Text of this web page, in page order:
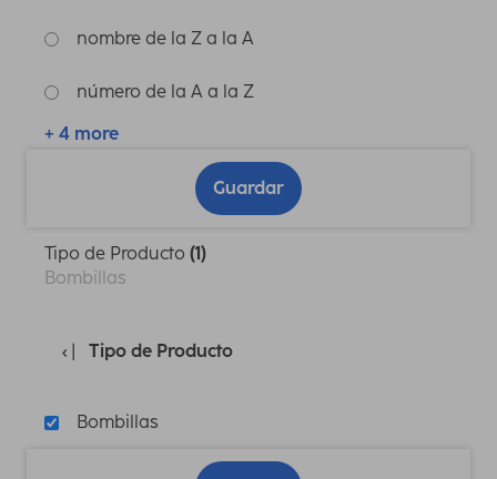
nombre de la Z a la A
número de la A a la Z
+ 4 more
Guardar
Tipo de Producto (1)
Bombillas
Tipo de Producto
Bombillas